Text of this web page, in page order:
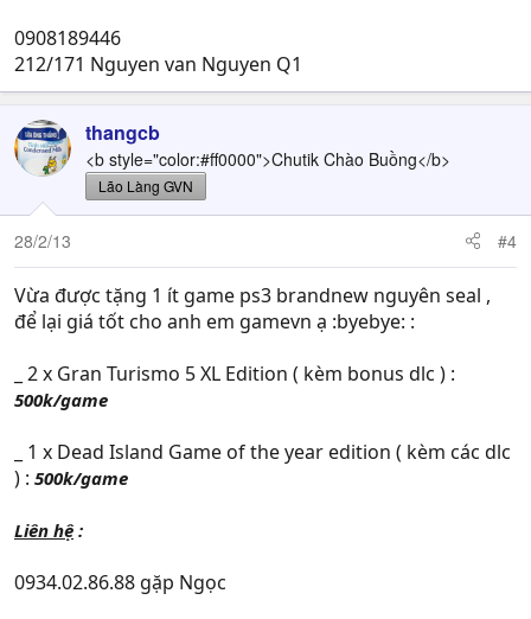
0908189446
212/171 Nguyen van Nguyen Q1
thangcb
<b style="color:#ff0000">Chutik Chào Buồng</b>
Lão Làng GVN
28/2/13 #4
Vừa được tặng 1 ít game ps3 brandnew nguyên seal ,
để lại giá tốt cho anh em gamevn ạ :byebye: :
_ 2 x Gran Turismo 5 XL Edition ( kèm bonus dlc ) :
500k/game
_ 1 x Dead Island Game of the year edition ( kèm các dlc
) : 500k/game
Liên hệ :
0934.02.86.88 gặp Ngọc